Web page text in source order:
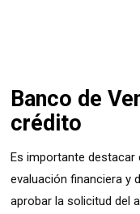
Banco de
crédito
Es importante destacar
evaluación financiera y
aprobar la solicitud del